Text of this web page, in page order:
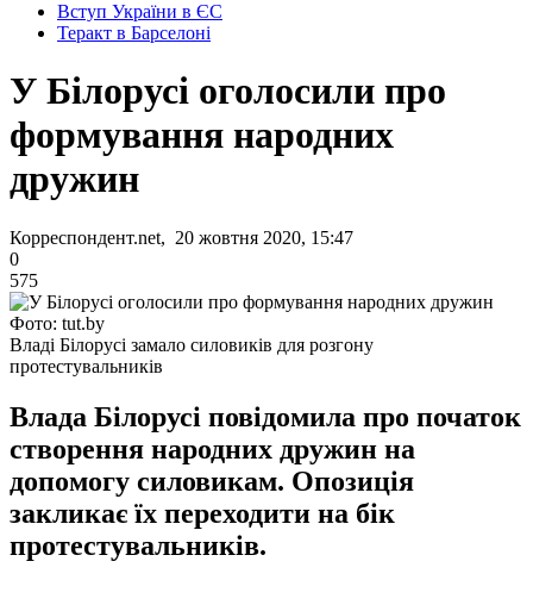
Вступ України в ЄС
Теракт в Барселоні
У Білорусі оголосили про
формування народних
дружин
Корреспондент.net, 20 жовтня 2020, 15:47
0
575
Фото: tut.by
Владі Білорусі замало силовиків для розгону
протестувальників
Влада Білорусі повідомила про початок
створення народних дружин на
допомогу силовикам. Опозиція
закликає їх переходити на бік
протестувальників.